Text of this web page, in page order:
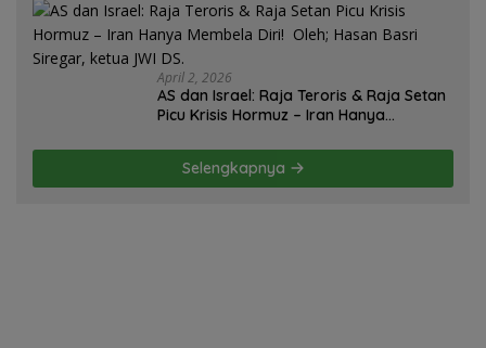
Basri Siregar.
April 2, 2026
AS dan Israel: Raja Teroris & Raja Setan
Picu Krisis Hormuz – Iran Hanya
ketua JWI DS.
Selengkapnya